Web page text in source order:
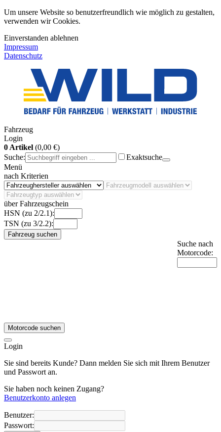
Um unsere Website so benutzerfreundlich wie möglich zu gestalten,
verwenden wir Cookies.
Einverstanden ablehnen
Impressum
Datenschutz
Fahrzeug
Login
0 Artikel (0,00 €)
Suche:
Exaktsuche
Menü
nach Kriterien
über Fahrzeugschein
HSN (zu 2/2.1):
TSN (zu 3/2.2):
Fahrzeug suchen
Suche nach
Motorcode:
Motorcode suchen
Login
Sie sind bereits Kunde? Dann melden Sie sich mit Ihrem Benutzer
und Passwort an.
Sie haben noch keinen Zugang?
Benutzerkonto anlegen
Benutzer:
Passwort: